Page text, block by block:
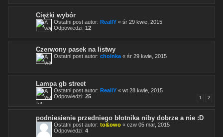
Ciężki wybór
Ostatni post autor: ReallY « śr 29 kwie, 2015
Odpowiedzi: 12
Czerwony pasek na listwy
Ostatni post autor: choinka « śr 29 kwie, 2015
Lampa gb street
Ostatni post autor: ReallY « wt 28 kwie, 2015
Odpowiedzi: 25 1 2
podniesienie przedniego błotnika niby dobrze a nie :D
Ostatni post autor: to&owo « czw 05 mar, 2015
Odpowiedzi: 4